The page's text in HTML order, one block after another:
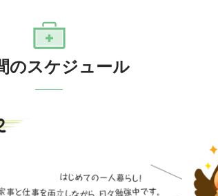
のスケジュール